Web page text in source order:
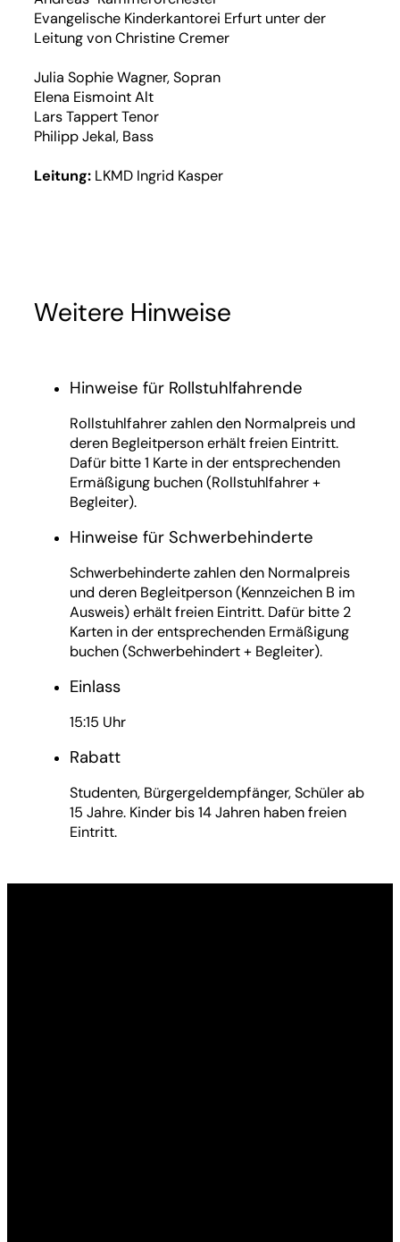
Evangelische Kinderkantorei Erfurt unter der
Leitung von Christine Cremer
Julia Sophie Wagner, Sopran
Elena Eismoint Alt
Lars Tappert Tenor
Philipp Jekal, Bass
Leitung: LKMD Ingrid Kasper
Weitere Hinweise
Hinweise für Rollstuhlfahrende
Rollstuhlfahrer zahlen den Normalpreis und
deren Begleitperson erhält freien Eintritt.
Dafür bitte 1 Karte in der entsprechenden
Ermäßigung buchen (Rollstuhlfahrer +
Begleiter).
Hinweise für Schwerbehinderte
Schwerbehinderte zahlen den Normalpreis
und deren Begleitperson (Kennzeichen B im
Ausweis) erhält freien Eintritt. Dafür bitte 2
Karten in der entsprechenden Ermäßigung
buchen (Schwerbehindert + Begleiter).
Einlass
15:15 Uhr
Rabatt
Studenten, Bürgergeldempfänger, Schüler ab
15 Jahre. Kinder bis 14 Jahren haben freien
Eintritt.